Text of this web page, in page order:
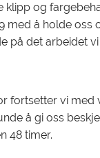
klipp og
med å holde oss
på det arbeidet
fortsetter vi med
å gi oss
48 timer.